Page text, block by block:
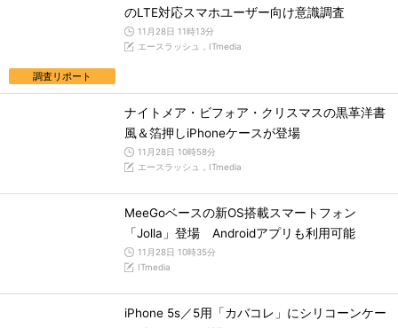
調査リポート
のLTE対応スマホユーザー向け意識調査
11月28日 11時13分
エースラッシュ，ITmedia
ナイトメア・ビフォア・クリスマスの黒革洋書
風＆箔押しiPhoneケースが登場
11月28日 10時58分
エースラッシュ，ITmedia
MeeGoベースの新OS搭載スマートフォン
「Jolla」登場 Androidアプリも利用可能
11月28日 10時35分
ITmedia
iPhone 5s／5用「カバコレ」にシリコーンケー